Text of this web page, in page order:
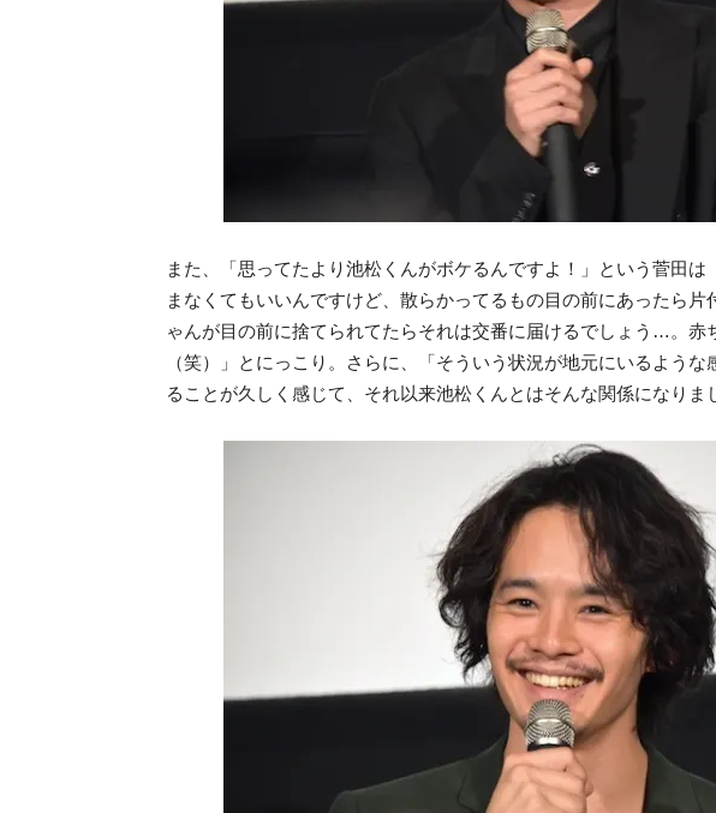
また、「思ってたより池松くんがボケるんですよ！」という菅田
まなくてもいいんですけど、散らかってるもの目の前にあったら
ゃんが目の前に捨てられてたらそれは交番に届けるでしょう…。赤
（笑）」とにっこり。さらに、「そういう状況が地元にいるよう
ることが久しく感じて、それ以来池松くんとはそんな関係になりま